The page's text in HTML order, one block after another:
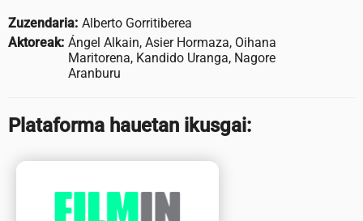
Zuzendaria: Alberto Gorritiberea
Aktoreak: Ángel Alkain, Asier Hormaza, Oihana
Maritorena, Kandido Uranga, Nagore
Aranburu
Plataforma hauetan ikusgai: